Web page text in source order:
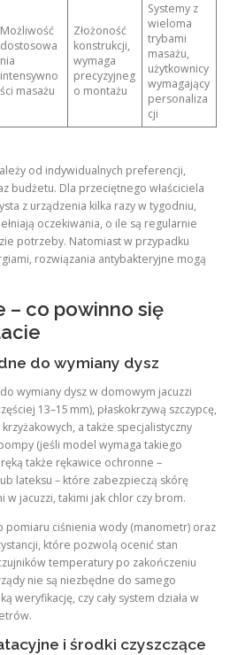
Możliwość
dostosowa
nia
intensywno
ści masażu
Złożoność
konstrukcji,
wymaga
precyzyjneg
o montażu
Systemy z
wieloma
trybami
masażu,
użytkownicy
wymagający
personaliza
cji
od indywidualnych preferencji,
budżetu. Dla przeciętnego właściciela
z urządzenia kilka razy w tygodniu,
oczekiwania, o ile są regularnie
potrzeby. Natomiast w przypadku
rozwiązania antybakteryjne mogą
– co powinno się
do wymiany dysz
wymiany dysz w domowym jacuzzi
13–15 mm), płaskokrzywą szczypcę,
a także specjalistyczny
(jeśli model wymaga takiego
także rękawice ochronne –
lateksu – które zabezpieczą skórę
w jacuzzi, takimi jak chlor czy brom.
pomiaru ciśnienia wody (manometr) oraz
które pozwolą ocenić stan
temperatury po zakończeniu
nie są niezbędne do samego
weryfikację, czy cały system działa w
i środki czyszczące